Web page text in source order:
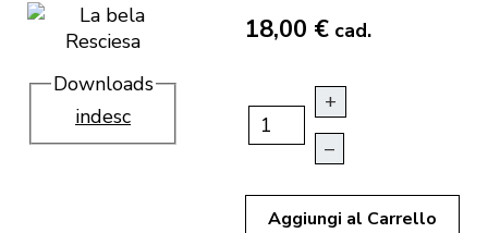
Downloads
indesc
18,00 € cad.
+
–
Aggiungi al Carrello